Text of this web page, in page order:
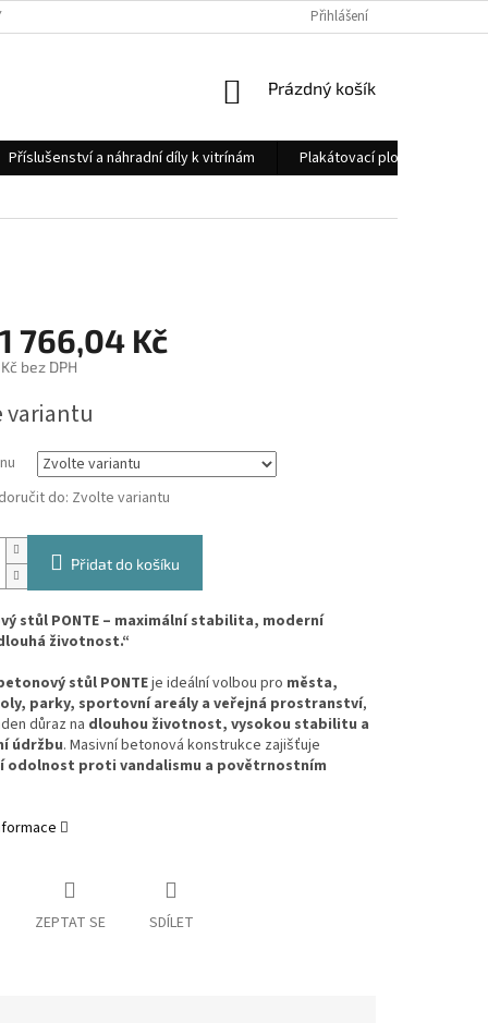
ÚDAJŮ Přihlášení
NÁKUPNÍ
Prázdný košík
Příslušenství a náhradní díly k vitrínám Plakátovací plochy
766,04 Kč
bez DPH
variantu
do: Zvolte variantu
Přidat do košíku
stůl PONTE – maximální stabilita, moderní
životnost.“
stůl PONTEje ideální volbou pro města,
parky, sportovní areály a veřejná prostranství,
důraz na dlouhou životnost, vysokou stabilitu a
údržbu. Masivní betonová konstrukce zajišťuje
odolnost proti vandalismu a povětrnostním
ZEPTAT SE SDÍLET